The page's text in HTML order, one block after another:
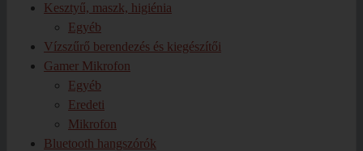
Kesztyű, maszk, higiénia
Egyéb
Vízszűrő berendezés és kiegészítői
Gamer Mikrofon
Egyéb
Eredeti
Mikrofon
Bluetooth hangszórók